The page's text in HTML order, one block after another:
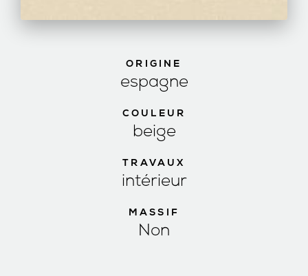
ORIGINE
espagne
COULEUR
beige
TRAVAUX
intérieur
MASSIF
Non